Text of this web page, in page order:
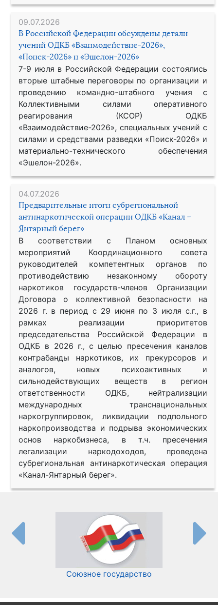
09.07.2026
В Российской Федерации обсуждены детали
учений ОДКБ «Взаимодействие-2026»,
«Поиск-2026» и «Эшелон-2026»
7-9 июля в Российской Федерации состоялись
вторые штабные переговоры по организации и
проведению командно-штабного учения с
Коллективными силами оперативного
реагирования (КСОР) ОДКБ
«Взаимодействие-2026», специальных учений с
силами и средствами разведки «Поиск-2026» и
материально-технического обеспечения
«Эшелон-2026».
04.07.2026
Предварительные итоги субрегиональной
антинаркотической операции ОДКБ «Канал –
Янтарный берег»
В соответствии с Планом основных
мероприятий Координационного совета
руководителей компетентных органов по
противодействию незаконному обороту
наркотиков государств-членов Организации
Договора о коллективной безопасности на
2026 г. в период с 29 июня по 3 июля с.г., в
рамках реализации приоритетов
председательства Российской Федерации в
ОДКБ в 2026 г., с целью пресечения каналов
контрабанды наркотиков, их прекурсоров и
аналогов, новых психоактивных и
сильнодействующих веществ в регион
ответственности ОДКБ, нейтрализации
международных транснациональных
наркогруппировок, ликвидации подпольного
наркопроизводства и подрыва экономических
основ наркобизнеса, в т.ч. пресечения
легализации наркодоходов, проведена
субрегиональная антинаркотическая операция
«Канал-Янтарный берег».
Союзное государство